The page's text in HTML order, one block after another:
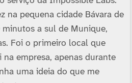
na pequena cidade Bávara de
minutos a sul de Munique,
Foi o primeiro local que
empresa, apenas durante
uma ideia do que me